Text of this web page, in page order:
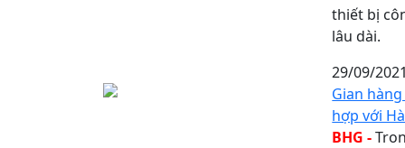
thiết bị
lâu dài.
29/09/2021
Gian
hợp với
BHG -